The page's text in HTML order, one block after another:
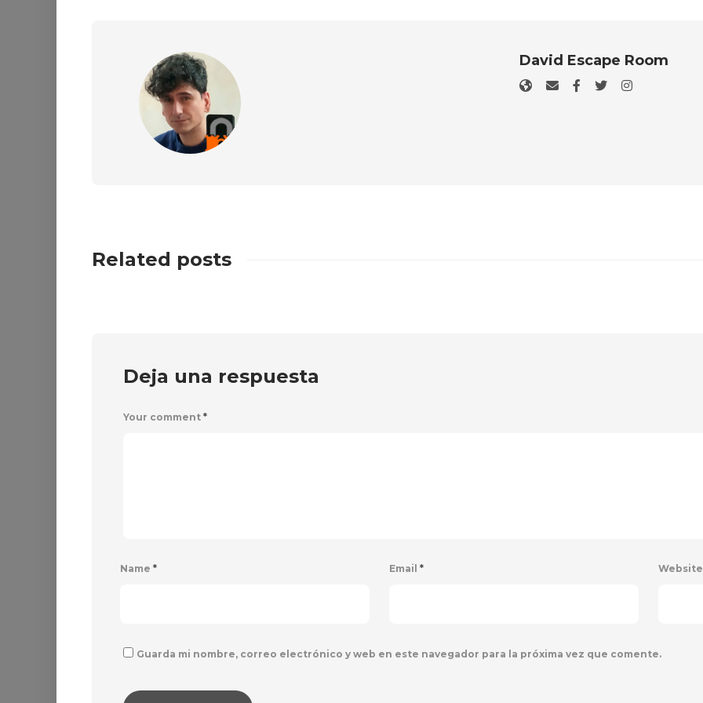
David Escape Room
Related posts
Deja una respuesta
Your comment *
Name * Email * Website
Guarda mi nombre, correo electrónico y web en este navegador para la próxima vez que comente.